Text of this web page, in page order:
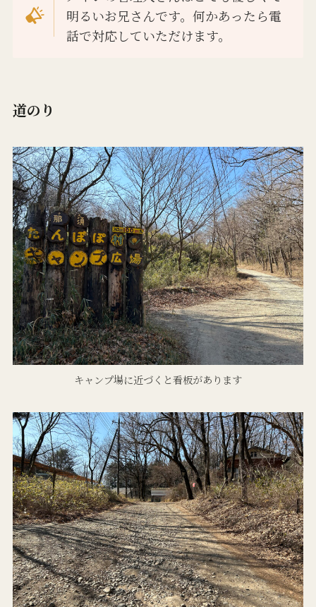
明るいお兄さんです。何かあったら電
話で対応していただけます。
道のり
キャンプ場に近づくと看板があります